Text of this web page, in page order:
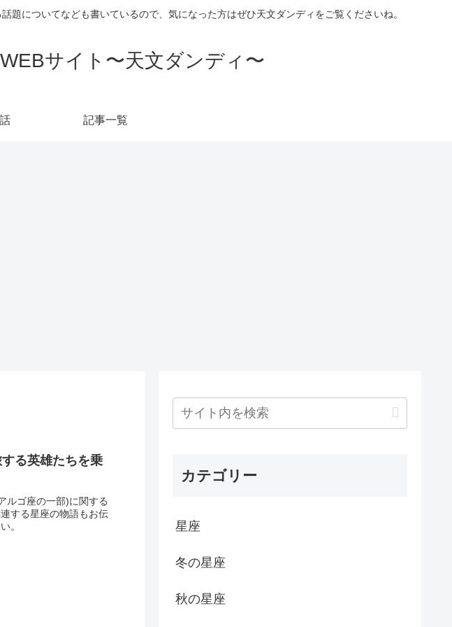
についてなども書いているので、気になった方はぜひ天文ダンディをご覧くださいね。
サイト〜天文ダンディ〜
記事一覧
る英雄たちを乗
ルゴ座の一部)に関する
する星座の物語もお伝
。
カテゴリー
星座
冬の星座
秋の星座